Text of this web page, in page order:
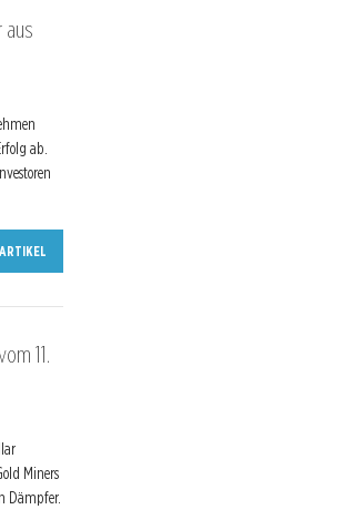
aus
ab.
11.
Miners
Dämpfer.